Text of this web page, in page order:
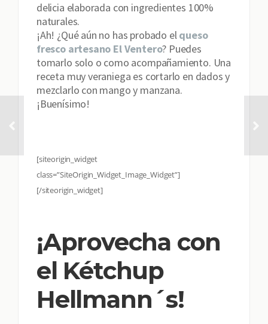
delicia elaborada con ingredientes 100%
naturales.
¡Ah! ¿Qué aún no has probado elqueso
fresco artesano El Ventero? Puedes
tomarlo solo o como acompañamiento. Una
receta muy veraniega es cortarlo en dados y
mezclarlo con mango y manzana.
¡Buenísimo!
[siteorigin_widget
class=”SiteOrigin_Widget_Image_Widget”]
[/siteorigin_widget]
¡Aprovecha con
el Kétchup
Hellmann´s!